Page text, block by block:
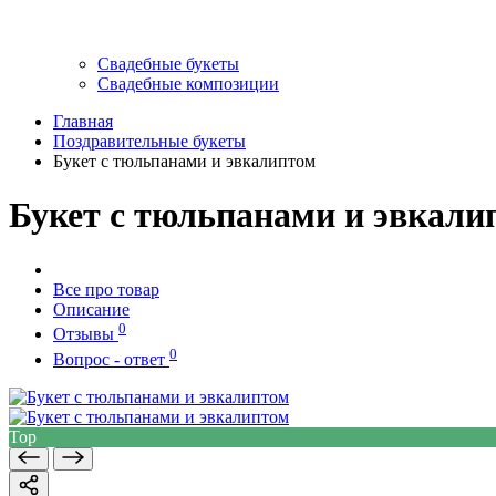
Свадебные букеты
Свадебные композиции
Главная
Поздравительные букеты
Букет с тюльпанами и эвкалиптом
Букет с тюльпанами и
Все про товар
Описание
Отзывы 0
Вопрос - ответ 0
Top